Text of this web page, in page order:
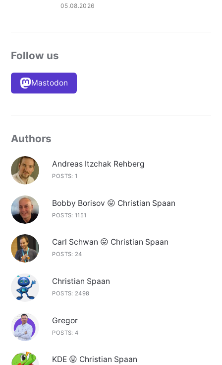
05.08.2026
Follow us
Mastodon
Authors
Andreas Itzchak Rehberg
POSTS: 1
Bobby Borisov 😛 Christian Spaan
POSTS: 1151
Carl Schwan 😛 Christian Spaan
POSTS: 24
Christian Spaan
POSTS: 2498
Gregor
POSTS: 4
KDE 😛 Christian Spaan